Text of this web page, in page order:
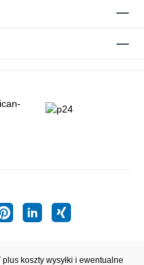
koszty wysyłki i ewentualne